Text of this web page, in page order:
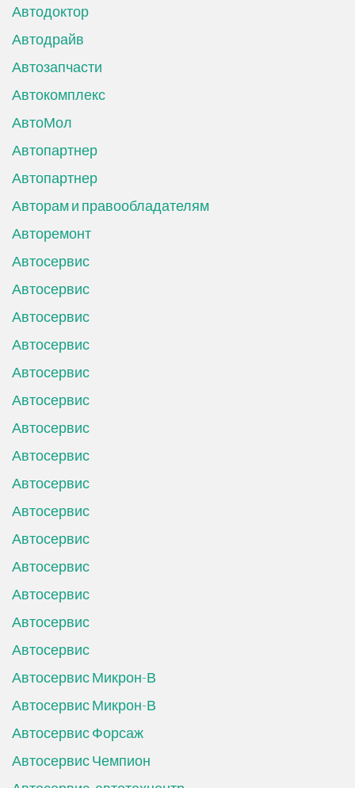
Автодоктор
Автодрайв
Автозапчасти
Автокомплекс
АвтоМол
Автопартнер
Автопартнер
Авторам и правообладателям
Авторемонт
Автосервис
Автосервис
Автосервис
Автосервис
Автосервис
Автосервис
Автосервис
Автосервис
Автосервис
Автосервис
Автосервис
Автосервис
Автосервис
Автосервис
Автосервис
Автосервис Микрон-В
Автосервис Микрон-В
Автосервис Форсаж
Автосервис Чемпион